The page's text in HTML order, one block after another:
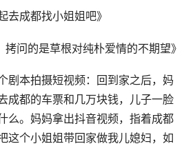
去成都找小姐姐吧》
拷问的是草根对纯朴爱情的不期望》
剧本拍摄短视频：回到家之后，妈
成都的车票和几万块钱，儿子一脸
么。妈妈拿出抖音视频，指着成都
这个小姐姐带回家做我儿媳妇，如